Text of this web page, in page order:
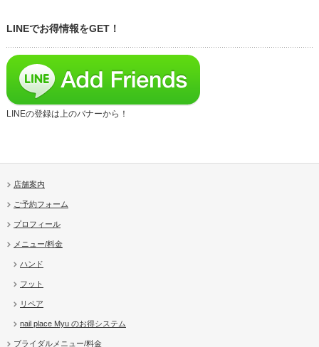
LINEでお得情報をGET！
LINEの登録は上のバナーから！
店舗案内
ご予約フォーム
プロフィール
メニュー/料金
ハンド
フット
リペア
nail place Myu のお得システム
ブライダルメニュー/料金